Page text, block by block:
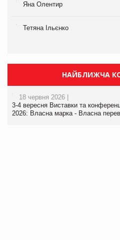
Яна Олентир
Тетяна Ільєнко
НАЙБЛИЖЧА
18 червня 2026 |
3-4 вересня Виставки та
2026: Власна марка - Власна